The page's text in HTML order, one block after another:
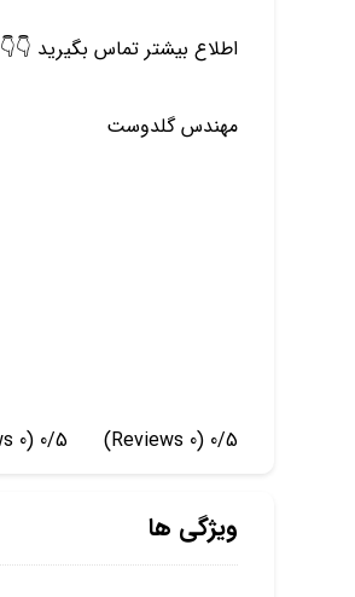
اطلاع بیشتر تماس بگیرید 👇👇
مهندس گلدوست
0/5
(0 Reviews)
0/5
(0 Reviews)
ویژگی ها